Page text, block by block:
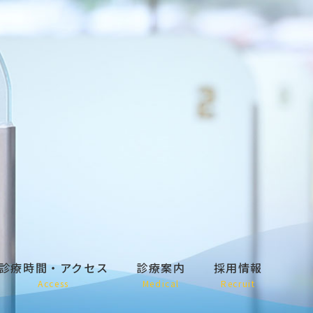
療時間・アクセス
Access
診療案内
Medical
採用情報
Recruit